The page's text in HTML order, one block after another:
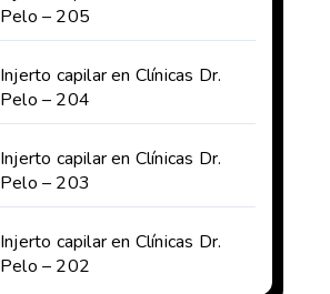
Pelo – 205
Injerto capilar en Clínicas Dr.
Pelo – 204
Injerto capilar en Clínicas Dr.
Pelo – 203
Injerto capilar en Clínicas Dr.
Pelo – 202